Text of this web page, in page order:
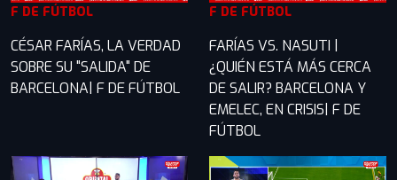
F DE FÚTBOL
CÉSAR FARÍAS, LA VERDAD
SOBRE SU "SALIDA" DE
BARCELONA| F DE FÚTBOL
F DE FÚTBOL
FARÍAS VS. NASUTI |
¿QUIÉN ESTÁ MÁS CERCA
DE SALIR? BARCELONA Y
EMELEC, EN CRISIS| F DE
FÚTBOL